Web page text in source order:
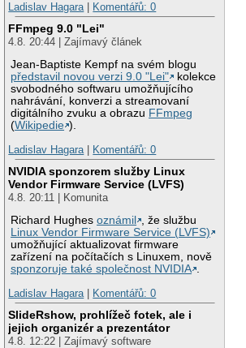
Ladislav Hagara| Komentářů: 0
FFmpeg 9.0 "Lei"
4.8. 20:44 | Zajímavý článek
Jean-Baptiste Kempf na svém blogu
představil novou verzi 9.0 "Lei"
kolekce
svobodného softwaru umožňujícího
nahrávání, konverzi a streamovaní
digitálního zvuku a obrazu FFmpeg
(Wikipedie ).
Ladislav Hagara| Komentářů: 0
NVIDIA sponzorem služby Linux
Vendor Firmware Service (LVFS)
4.8. 20:11 | Komunita
Richard Hughesoznámil
, že službu
Linux Vendor Firmware Service (LVFS)
umožňující aktualizovat firmware
zařízení na počítačích s Linuxem, nově
sponzoruje také společnost NVIDIA .
Ladislav Hagara| Komentářů: 0
SlideRshow, prohlížeč fotek, ale i
jejich organizér a prezentátor
4.8. 12:22 | Zajímavý software